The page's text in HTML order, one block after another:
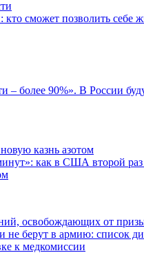
кто сможет позволить себе
– более 90%». В России
как в США второй раз
не берут в армию: список
к медкомиссии